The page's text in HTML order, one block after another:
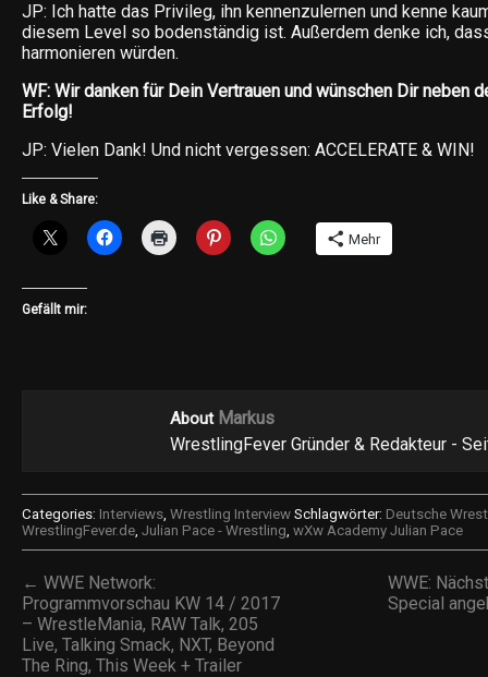
JP: Ich hatte das Privileg, ihn kennenzulernen und kenne
diesem Level so bodenständig ist. Außerdem denke ich,
harmonieren würden.
WF: Wir danken für Dein Vertrauen und wünschen Dir neben
Erfolg!
JP: Vielen Dank! Und nicht vergessen: ACCELERATE & WIN!
Like & Share:
Mehr
Gefällt mir:
About Markus
WrestlingFever Gründer & Redakteur -
Categories: Interviews, Wrestling Interview Schlagwörter: Deutsche
WrestlingFever.de, Julian Pace - Wrestling, wXw Academy Julian Pace
← WWE Network:
Programmvorschau KW 14 / 2017
– WrestleMania, RAW Talk, 205
Live, Talking Smack, NXT, Beyond
The Ring, This Week + Trailer
WWE:
Special